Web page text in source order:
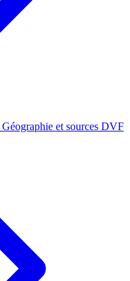
Géographie et sources DVF